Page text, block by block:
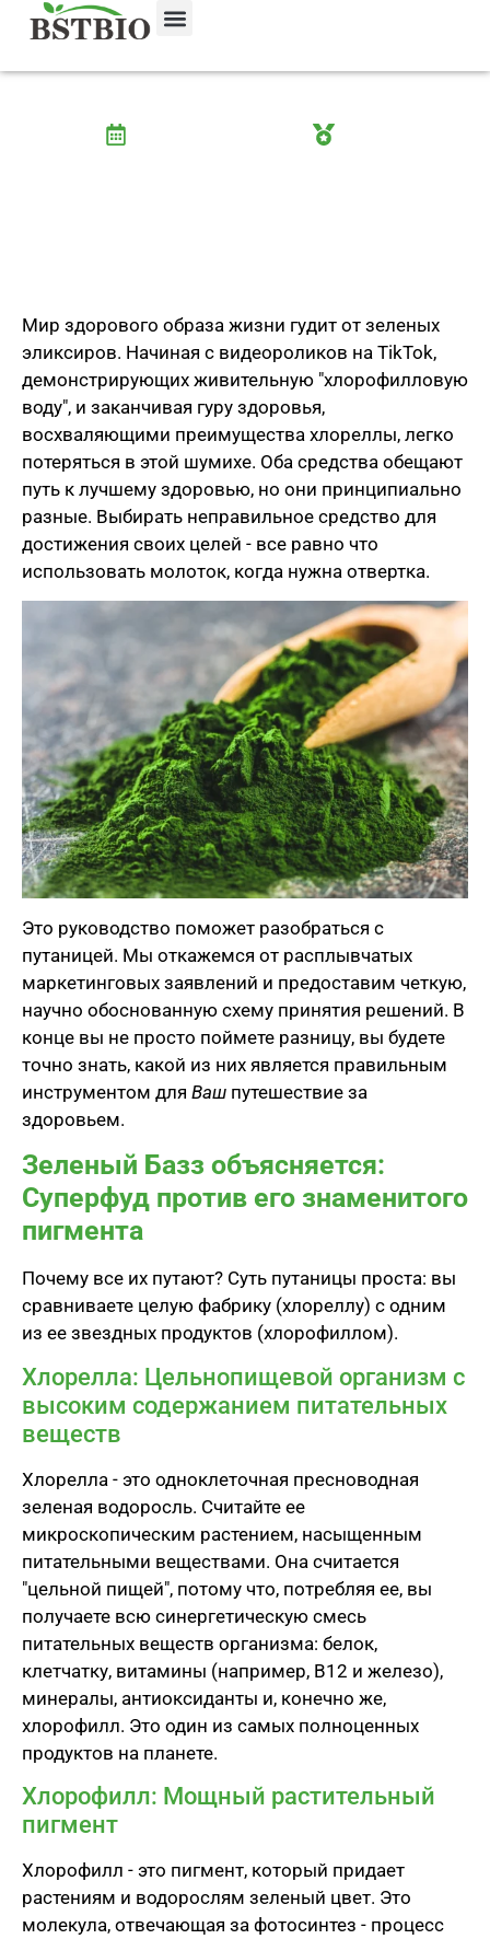
Мир здорового образа жизни гудит от зеленых
эликсиров. Начиная с видеороликов на TikTok,
демонстрирующих живительную "хлорофилловую
воду", и заканчивая гуру здоровья,
восхваляющими преимущества хлореллы, легко
потеряться в этой шумихе. Оба средства обещают
путь к лучшему здоровью, но они принципиально
разные. Выбирать неправильное средство для
достижения своих целей - все равно что
использовать молоток, когда нужна отвертка.
Это руководство поможет разобраться с
путаницей. Мы откажемся от расплывчатых
маркетинговых заявлений и предоставим четкую,
научно обоснованную схему принятия решений. В
конце вы не просто поймете разницу, вы будете
точно знать, какой из них является правильным
инструментом для Ваш путешествие за
здоровьем.
Зеленый Базз объясняется:
Суперфуд против его знаменитого
пигмента
Почему все их путают? Суть путаницы проста: вы
сравниваете целую фабрику (хлореллу) с одним
из ее звездных продуктов (хлорофиллом).
Хлорелла: Цельнопищевой организм с
высоким содержанием питательных
веществ
Хлорелла - это одноклеточная пресноводная
зеленая водоросль. Считайте ее
микроскопическим растением, насыщенным
питательными веществами. Она считается
"цельной пищей", потому что, потребляя ее, вы
получаете всю синергетическую смесь
питательных веществ организма: белок,
клетчатку, витамины (например, B12 и железо),
минералы, антиоксиданты и, конечно же,
хлорофилл. Это один из самых полноценных
продуктов на планете.
Хлорофилл: Мощный растительный
пигмент
Хлорофилл - это пигмент, который придает
растениям и водорослям зеленый цвет. Это
молекула, отвечающая за фотосинтез - процесс